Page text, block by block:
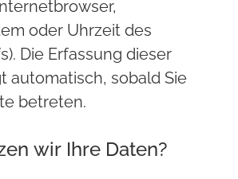
oder Uhrzeit des
Die Erfassung dieser
automatisch, sobald Sie
betreten.
wir Ihre Daten?